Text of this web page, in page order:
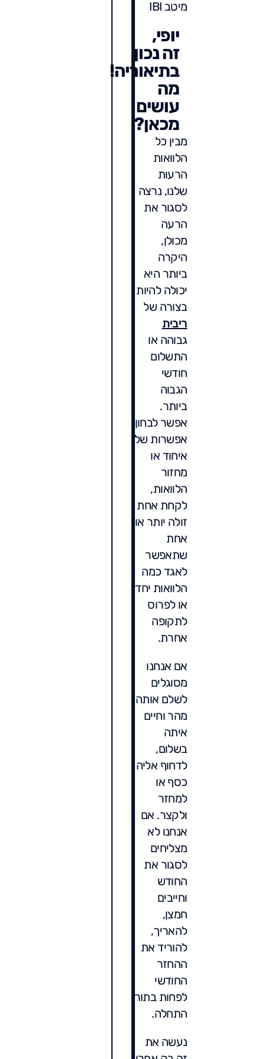
מיטב IBI
יופי,
זה נכון
בתיאוריה!
מה
עושים
מכאן?
מבין כל
הלוואות
הרעות
שלנו, נרצה
לסגור את
הרעה
מכולן,
היקרה
ביותר היא
יכולה להיות
בצורה של
ריבית
גבוהה או
התשלום
חודשי
הגבוה
ביותר.
אפשר לבחון
אפשרות של
איחוד או
מחזור
הלוואות,
לקחת אחת
זולה יותר או
אחת
שתאפשר
לאגד כמה
הלוואות יחד
או לפרוס
לתקופה
אחרת.
אם אנחנו
מסוגלים
לשלם אותה
מהר וחיים
איתה
בשלום,
לדחוף אליה
כסף או
למחזר
ולקצר. אם
אנחנו לא
מצליחים
לסגור את
החודש
וחייבים
חמצן,
להאריך,
להוריד את
ההחזר
החודשי
לפחות בתור
התחלה.
נעשה את